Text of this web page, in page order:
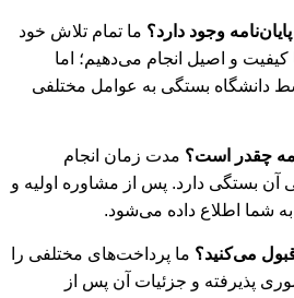
ما تمام تلاش خود
کیفیت و اصیل انجام می‌دهیم؛ اما
دانشگاه بستگی به عوامل مختلفی
مدت زمان انجام
آن بستگی دارد. پس از مشاوره اولیه و
شما اطلاع داده می‌شود.
ما پرداخت‌های مختلفی را
پذیرفته و جزئیات آن پس از